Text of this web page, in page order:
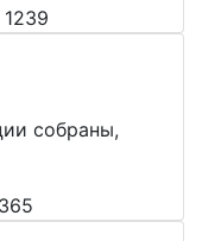
1239
собраны,